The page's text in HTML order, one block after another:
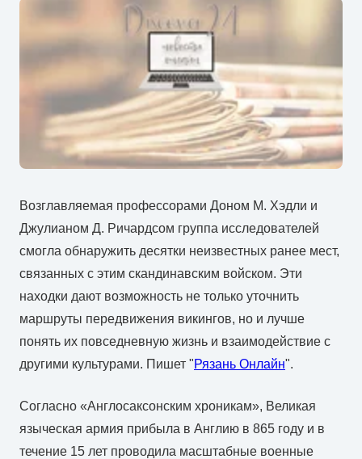
Возглавляемая профессорами Доном М. Хэдли и
Джулианом Д. Ричардсом группа исследователей
смогла обнаружить десятки неизвестных ранее мест,
связанных с этим скандинавским войском. Эти
находки дают возможность не только уточнить
маршруты передвижения викингов, но и лучше
понять их повседневную жизнь и взаимодействие с
другими культурами. Пишет "Рязань Онлайн".
Согласно «Англосаксонским хроникам», Великая
языческая армия прибыла в Англию в 865 году и в
течение 15 лет проводила масштабные военные